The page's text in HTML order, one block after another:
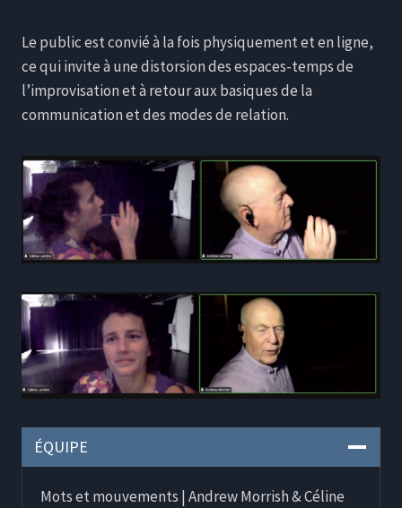
Le public est convié à la fois physiquement et en ligne,
ce qui invite à une distorsion des espaces-temps de
l’improvisation et à retour aux basiques de la
communication et des modes de relation.
ÉQUIPE
Mots et mouvements | Andrew Morrish & Céline